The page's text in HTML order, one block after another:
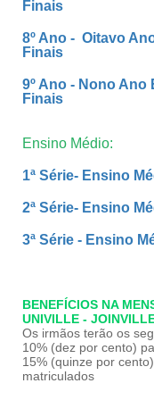
Finais
8º Ano - Oitavo
Finais
9º Ano - Nono
Finais
Ensino Médio:
1ª Série- Ensino
2ª Série- Ensino
3ª Série - Ensino
BENEFÍCIOS NA
UNIVILLE -
Os irmãos terão os
10% (dez por cento)
15% (quinze por
matriculados